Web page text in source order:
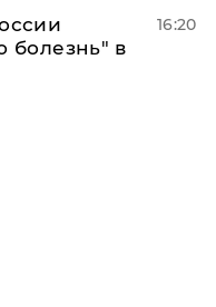
болезнь" в
16:20